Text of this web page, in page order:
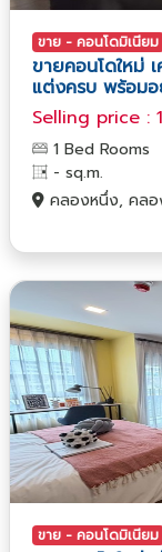
ขาย - คอนโดมิเนียม
ขายคอนโดใหม่
แต่งครบ พร้อมอ
Selling price :
1 Bed Rooms
- sq.m.
คลองหนึ่ง, คล
ขาย - คอนโดมิเนียม